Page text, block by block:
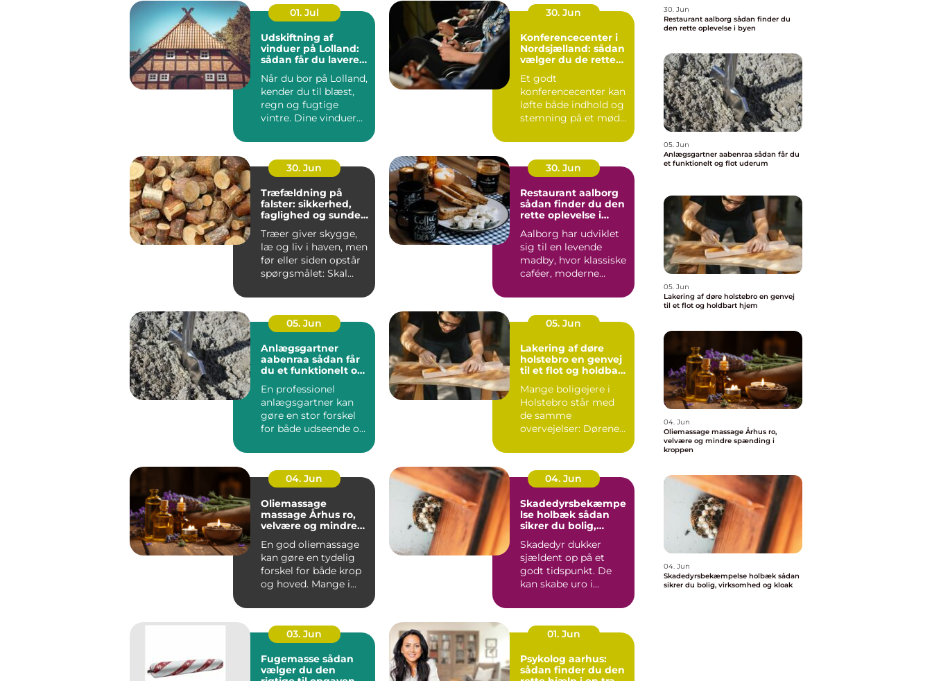
01. Jul
Udskiftning af
vinduer på Lolland:
sådan får du lavere
Når du bor på Lolland,
kender du til blæst,
regn og fugtige
vintre. Dine vinduer
30. Jun
Konferencecenter i
Nordsjælland: sådan
vælger du de rette
Et godt
konferencecenter kan
løfte både indhold og
stemning på et møde.
30. Jun
Træfældning på
falster: sikkerhed,
faglighed og sunde
Træer giver skygge,
læ og liv i haven, men
før eller siden opstår
spørgsmålet: Skal
30. Jun
Restaurant aalborg
sådan finder du den
rette oplevelse i
Aalborg har udviklet
sig til en levende
madby, hvor klassiske
caféer, moderne
specialise...
05. Jun
Anlægsgartner
aabenraa sådan får
du et funktionelt og
En professionel
anlægsgartner kan
gøre en stor forskel
for både udseende og
Mange ...
05. Jun
Lakering af døre
holstebro en genvej
til et flot og holdbart
Mange boligejere i
Holstebro står med
de samme
overvejelser: Dørene
umoderne, o...
04. Jun
Oliemassage
massage Århus ro,
velvære og mindre
En god oliemassage
kan gøre en tydelig
forskel for både krop
og hoved. Mange i
massage ...
04. Jun
Skadedyrsbekæmpe
lse holbæk sådan
sikrer du bolig,
Skadedyr dukker
sjældent op på et
godt tidspunkt. De
kan skabe uro i
skader på ...
03. Jun
Fugemasse sådan
vælger du den
01. Jun
Psykolog aarhus:
sådan finder du den
30. Jun
Restaurant aalborg sådan finder du
den rette oplevelse i byen
05. Jun
Anlægsgartner aabenraa sådan får du
et funktionelt og flot uderum
05. Jun
Lakering af døre holstebro en genvej
til et flot og holdbart hjem
04. Jun
Oliemassage massage Århus ro,
velvære og mindre spænding i
kroppen
04. Jun
Skadedyrsbekæmpelse holbæk sådan
sikrer du bolig, virksomhed og kloak